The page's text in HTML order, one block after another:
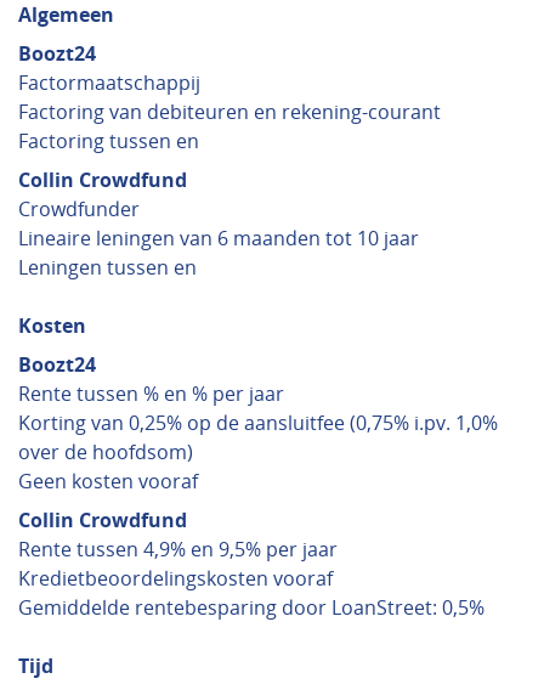
Algemeen
Boozt24
Factormaatschappij
Factoring van debiteuren en rekening-courant
Factoring tussen en
Collin Crowdfund
Crowdfunder
Lineaire leningen van 6 maanden tot 10 jaar
Leningen tussen en
Kosten
Boozt24
Rente tussen % en % per jaar
Korting van 0,25% op de aansluitfee (0,75% i.pv. 1,0%
over de hoofdsom)
Geen kosten vooraf
Collin Crowdfund
Rente tussen 4,9% en 9,5% per jaar
Kredietbeoordelingskosten vooraf
Gemiddelde rentebesparing door LoanStreet: 0,5%
Tijd